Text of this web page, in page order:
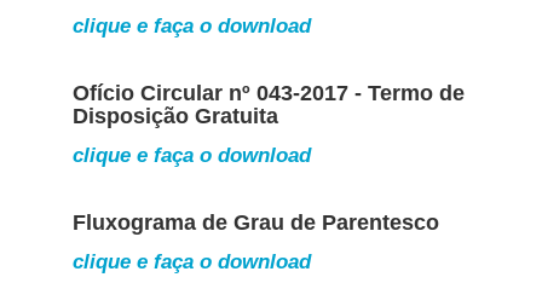
clique e faça o download
Ofício Circular nº 043-2017 - Termo de
Disposição Gratuita
clique e faça o download
Fluxograma de Grau de Parentesco
clique e faça o download